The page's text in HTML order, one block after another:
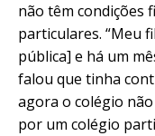
não têm condições
particulares. “Meu
pública] e há um
falou que tinha
agora o colégio
por um colégio